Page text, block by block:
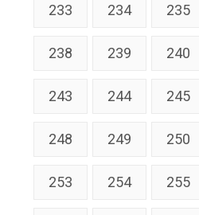
233 234 235
238 239 240
243 244 245
248 249 250
253 254 255